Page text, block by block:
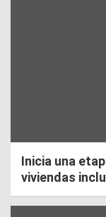
Inicia una
viviendas